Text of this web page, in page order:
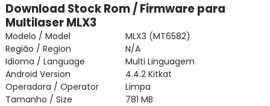
Download Stock Rom / Firmware para
Multilaser MLX3
Modelo / Model
MLX3 (MT6582)
Região / Region
N/A
Idioma / Language
Multi Linguagem
Android Version
4.4.2 Kitkat
Operadora / Operator
Limpa
Tamanho / Size
781 MB